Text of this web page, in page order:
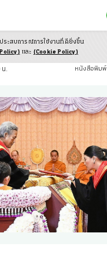
น. หนังสือพิมพ์
ระสบการณ์การใช้งานที่ดียิ่งขึ้น
และ (Cookie Policy)